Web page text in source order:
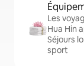
Les
Hua Hin
Séjours
sport